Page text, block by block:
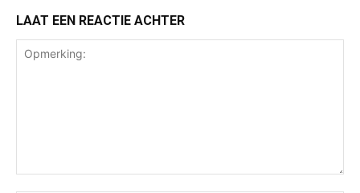
LAAT EEN REACTIE ACHTER